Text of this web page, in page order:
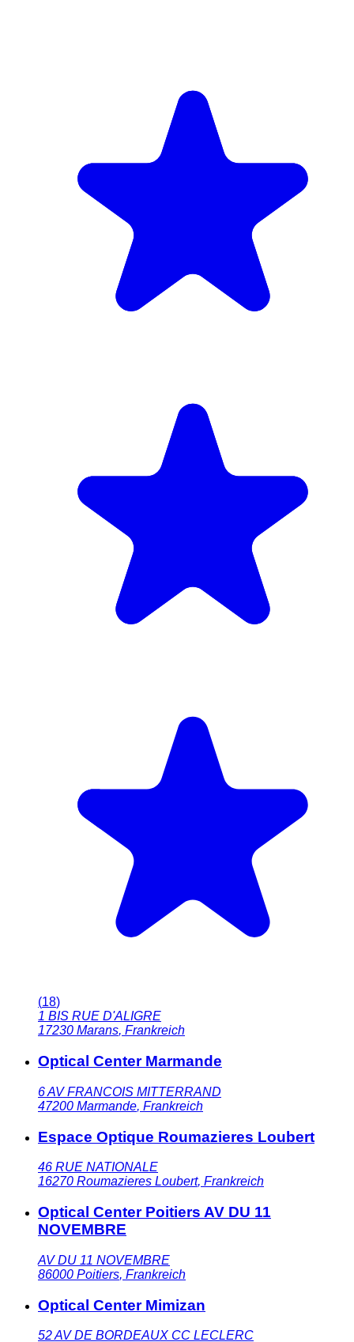
(18)
1 BIS RUE D'ALIGRE
17230 Marans, Frankreich
Optical Center Marmande
6 AV FRANCOIS MITTERRAND
47200 Marmande, Frankreich
Espace Optique Roumazieres Loubert
46 RUE NATIONALE
16270 Roumazieres Loubert, Frankreich
Optical Center Poitiers AV DU 11
NOVEMBRE
AV DU 11 NOVEMBRE
86000 Poitiers, Frankreich
Optical Center Mimizan
52 AV DE BORDEAUX CC LECLERC